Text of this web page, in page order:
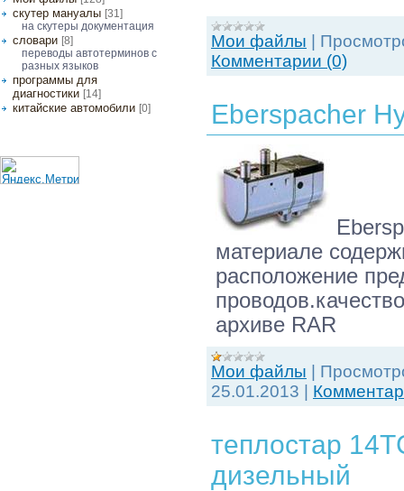
скутер мануалы [31]
на скутеры документация
словари [8]
переводы автотерминов с
разных языков
программы для
диагностики [14]
китайские автомобили [0]
Мои файлы |
Комментарии (0)
Eberspacher
материале
расположение
архиве RAR
Мои файлы |
25.01.2013 |
теплостар
дизельный